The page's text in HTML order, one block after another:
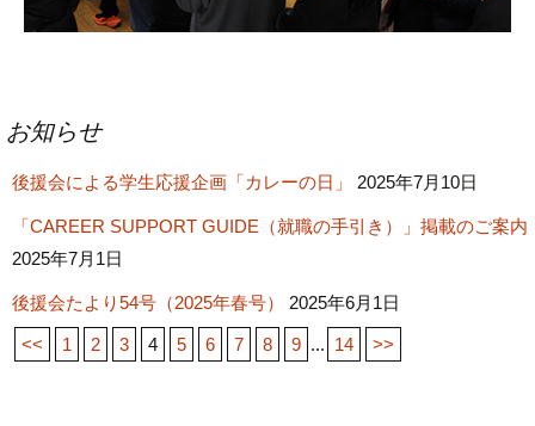
投
稿
ナ
ビ
ゲ
シ
ョ
お知らせ
後援会による学生応援企画「カレーの日」 2025年7月10日
「CAREER SUPPORT GUIDE（就職の手引き）」掲載のご案内
2025年7月1日
後援会たより54号（2025年春号） 2025年6月1日
<< 1 2 3 4 5 6 7 8 9 ... 14 >>